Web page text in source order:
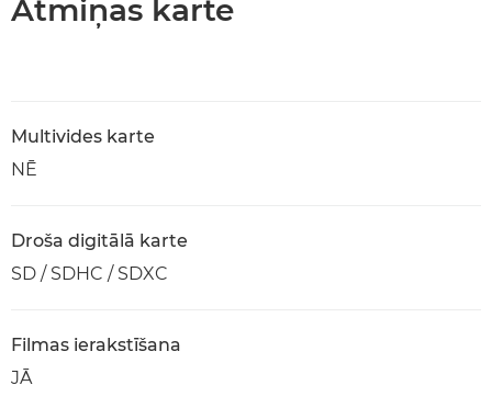
Atmiņas karte
Multivides karte
NĒ
Droša digitālā karte
SD / SDHC / SDXC
Filmas ierakstīšana
JĀ